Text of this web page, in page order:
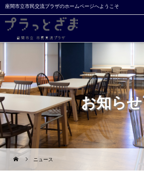
座間市立市民交流プラザのホームページへようこそ
お知らせ
ニュース